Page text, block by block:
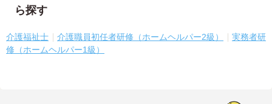
ら探す
介護福祉士 介護職員初任者研修（ホームヘルパー2級）
実務者研
修（ホームヘルパー1級）